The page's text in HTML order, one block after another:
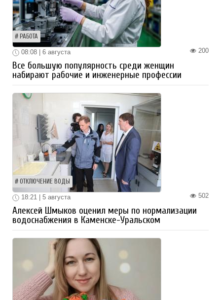
РАБОТА
200
08:08 | 6 августа
Все большую популярность среди женщин
набирают рабочие и инженерные профессии
ОТКЛЮЧЕНИЕ ВОДЫ
502
18:21 | 5 августа
Алексей Шмыков оценил меры по нормализации
водоснабжения в Каменске-Уральском